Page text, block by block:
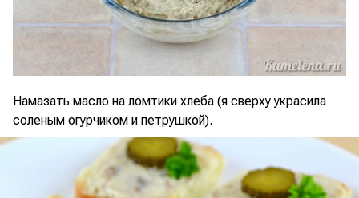
Намазать масло на ломтики хлеба (я сверху украсила
соленым огурчиком и петрушкой).